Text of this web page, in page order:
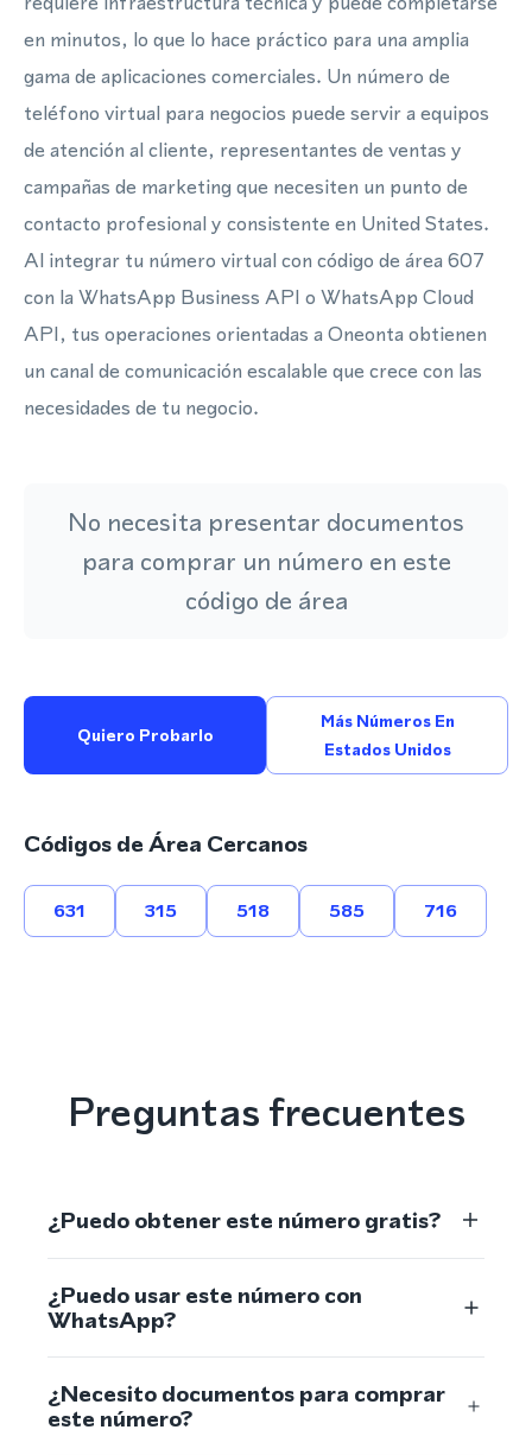
en minutos, lo que lo hace práctico para una amplia
gama de aplicaciones comerciales. Un número de
teléfono virtual para negocios puede servir a equipos
de atención al cliente, representantes de ventas y
campañas de marketing que necesiten un punto de
contacto profesional y consistente en United States.
Al integrar tu número virtual con código de área 607
con la WhatsApp Business API o WhatsApp Cloud
API, tus operaciones orientadas a Oneonta obtienen
un canal de comunicación escalable que crece con las
necesidades de tu negocio.
No necesita presentar documentos
para comprar un número en este
código de área
Quiero Probarlo
Más Números En
Estados Unidos
Códigos de Área Cercanos
631 315 518 585 716
Preguntas frecuentes
¿Puedo obtener este número gratis?
¿Puedo usar este número con
WhatsApp?
¿Necesito documentos para comprar
este número?